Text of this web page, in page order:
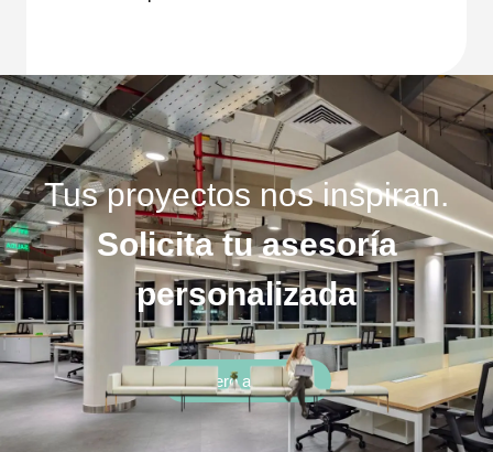
Tus proyectos nos inspiran.
Solicita tu asesoría
personalizada
Quiero asesoría